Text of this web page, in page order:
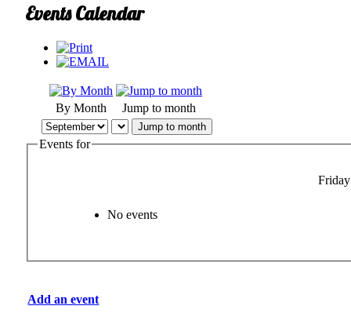
Events Calendar
By Month Jump to month
Jump to month
Events for
No events
Add an event